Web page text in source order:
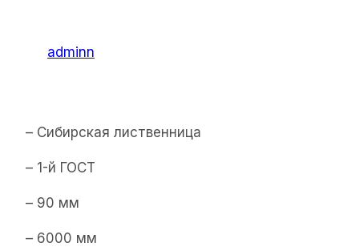
adminn
– Сибирская лиственница
– 1-й ГОСТ
– 90 мм
– 6000 мм